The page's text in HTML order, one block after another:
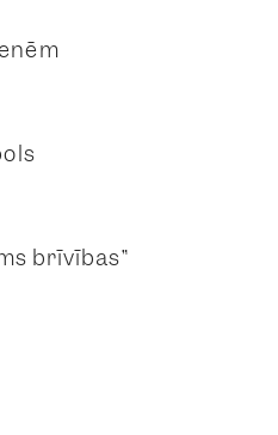
brīvības”